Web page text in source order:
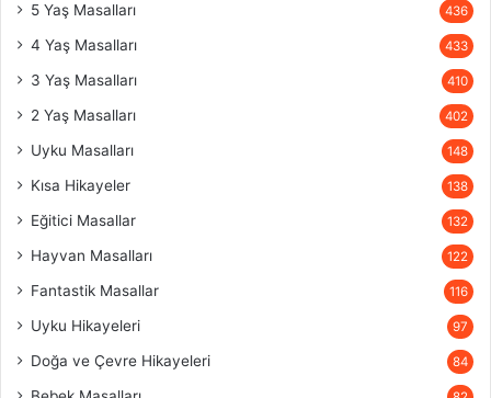
5 Yaş Masalları 436
4 Yaş Masalları 433
3 Yaş Masalları 410
2 Yaş Masalları 402
Uyku Masalları 148
Kısa Hikayeler 138
Eğitici Masallar 132
Hayvan Masalları 122
Fantastik Masallar 116
Uyku Hikayeleri 97
Doğa ve Çevre Hikayeleri 84